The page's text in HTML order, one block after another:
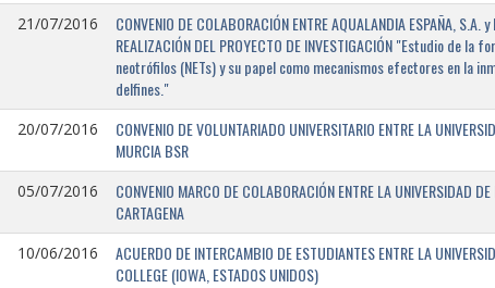
21/07/2016
CONVENIO DE COLABORACIÓN ENTRE AQUALANDIA ESPAÑA, S.A.
REALIZACIÓN DEL PROYECTO DE INVESTIGACIÓN "Estudio de
neotrófilos (NETs) y su papel como mecanismos efectores en la
delfines."
20/07/2016
CONVENIO DE VOLUNTARIADO UNIVERSITARIO ENTRE LA
MURCIA BSR
05/07/2016
CONVENIO MARCO DE COLABORACIÓN ENTRE LA UNIVERSIDAD
CARTAGENA
10/06/2016
ACUERDO DE INTERCAMBIO DE ESTUDIANTES ENTRE LA
COLLEGE (IOWA, ESTADOS UNIDOS)